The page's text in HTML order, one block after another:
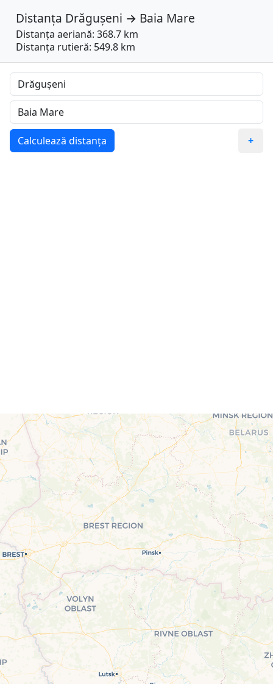
Distanța Drăgușeni → Baia Mare
Distanța aeriană: 368.7 km
Distanța rutieră: 549.8 km
Calculează distanța +